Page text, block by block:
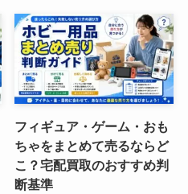
フィギュア・ゲーム・おも
ちゃをまとめて売るならど
こ？宅配買取のおすすめ判
断基準